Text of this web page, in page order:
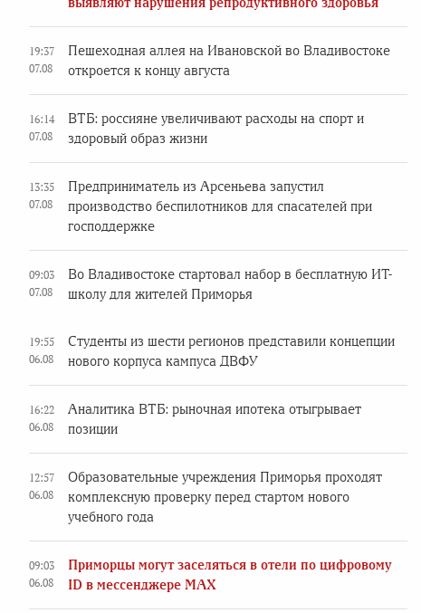
19:37
07.08
Пешеходная аллея на Ивановской во Владивостоке
откроется к концу августа
16:14
07.08
ВТБ: россияне увеличивают расходы на спорт и
здоровый образ жизни
13:35
07.08
Предприниматель из Арсеньева запустил
производство беспилотников для спасателей при
господдержке
09:03
07.08
Во Владивостоке стартовал набор в бесплатную ИТ-
школу для жителей Приморья
19:55
06.08
Студенты из шести регионов представили концепции
нового корпуса кампуса ДВФУ
16:22
06.08
Аналитика ВТБ: рыночная ипотека отыгрывает
позиции
12:57
06.08
Образовательные учреждения Приморья проходят
комплексную проверку перед стартом нового
учебного года
09:03
06.08
Приморцы могут заселяться в отели по цифровому
ID в мессенджере MAX